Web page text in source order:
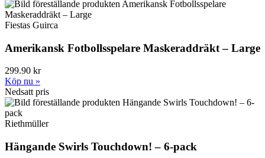
Fiestas Guirca
Amerikansk Fotbollsspelare Maskeraddräkt – Large
299.90 kr
Köp nu »
Nedsatt pris
Riethmüller
Hängande Swirls Touchdown! – 6-pack